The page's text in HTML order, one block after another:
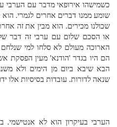
כשמישהו אירופאי מדבר עם הערבי
שומע ממנו דברים אחרים לגמרי.
שכולנו מכירים. הוא מבין את זה
או הסכם שלום עם ערבי זה דבר
הארוכה מעולם לא סלחו למי
הם היו בגדר 'הודנא' מעין הפסקת
הבא שיבא ביום מן הימים ולא
שנאה לדורות. עובדות בסיסיות אלו
הערבי בעיקרון הוא לא אנטישמי.